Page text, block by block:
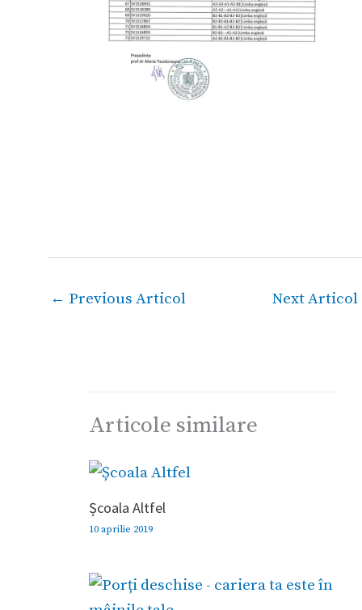
← Previous Articol Next Articol
Articole similare
Școala Altfel
10 aprilie 2019